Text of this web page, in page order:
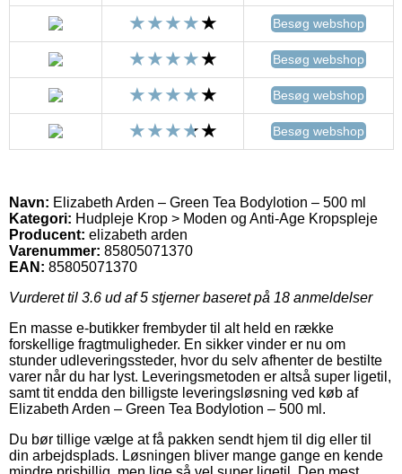
Besøg webshop
Besøg webshop
Besøg webshop
Besøg webshop
Navn: Elizabeth Arden – Green Tea Bodylotion – 500 ml
Kategori: Hudpleje Krop > Moden og Anti-Age Kropspleje
Producent: elizabeth arden
Varenummer: 85805071370
EAN: 85805071370
Vurderet til 3.6 ud af 5 stjerner baseret på 18 anmeldelser
En masse e-butikker frembyder til alt held en række
forskellige fragtmuligheder. En sikker vinder er nu om
stunder udleveringssteder, hvor du selv afhenter de bestilte
varer når du har lyst. Leveringsmetoden er altså super ligetil,
samt tit endda den billigste leveringsløsning ved køb af
Elizabeth Arden – Green Tea Bodylotion – 500 ml.
Du bør tillige vælge at få pakken sendt hjem til dig eller til
din arbejdsplads. Løsningen bliver mange gange en kende